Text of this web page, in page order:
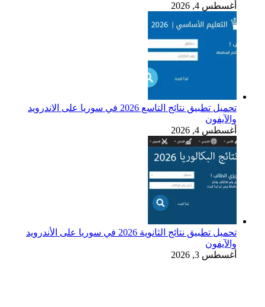
أغسطس 4, 2026
تحميل تطبيق نتائج التاسع 2026 في سوريا على الاندرويد
والآيفون
أغسطس 4, 2026
تحميل تطبيق نتائج الثانوية 2026 في سوريا على الأندرويد
والآيفون
أغسطس 3, 2026